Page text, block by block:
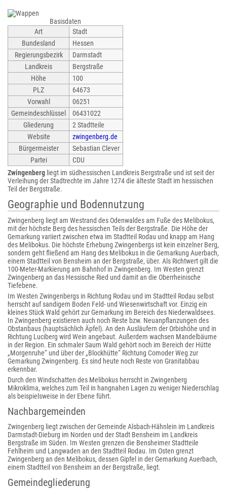
Basisdaten
Art
Stadt
Bundesland
Hessen
Regierungsbezirk
Darmstadt
Landkreis
Bergstraße
Höhe
100
PLZ
64673
Vorwahl
06251
Gemeindeschlüssel
06431022
Gliederung
2 Stadtteile
Website
zwingenberg.de
Bürgermeister
Sebastian Clever
Partei
CDU
Zwingenberg liegt im südhessischen Landkreis Bergstraße und ist seit der
Verleihung der Stadtrechte im Jahre 1274 die älteste Stadt im hessischen
Teil der Bergstraße.
Geographie und Bodennutzung
Zwingenberg liegt am Westrand des Odenwaldes am Fuße des Melibokus,
mit der höchste Berg des hessischen Teils der Bergstraße. Die Höhe der
Gemarkung variiert zwischen etwa im Stadtteil Rodau und knapp am Hang
des Melibokus. Die höchste Erhebung Zwingenbergs ist kein einzelner Berg,
sondern geht fließend am Hang des Melibokus in die Gemarkung Auerbach,
einem Stadtteil von Bensheim an der Bergstraße, über. Als Richtwert gilt die
100-Meter-Markierung am Bahnhof in Zwingenberg. Im Westen grenzt
Zwingenberg an das Hessische Ried und damit an die Oberrheinische
Tiefebene.
Im Westen Zwingenbergs in Richtung Rodau und im Stadtteil Rodau selbst
herrscht auf sandigem Boden Feld- und Wiesenwirtschaft vor. Einzig ein
kleines Stück Wald gehört zur Gemarkung im Bereich des Niederwaldsees.
In Zwingenberg existieren auch noch Reste bzw. Neuanpflanzungen des
Obstanbaus (hauptsächlich Äpfel). An den Ausläufern der Orbishöhe und in
Richtung Luciberg wird Wein angebaut. Außerdem wachsen Mandelbäume
in der Region. Ein schmaler Saum Wald gehört noch im Bereich der Hütte
„Morgenruhe“ und über der „Blockhütte“ Richtung Comoder Weg zur
Gemarkung Zwingenberg. Es sind heute noch Reste von Granitabbau
erkennbar.
Durch den Windschatten des Melibokus herrscht in Zwingenberg
Mikroklima, welches zum Teil in hangnahen Lagen zu weniger Niederschlag
als beispielsweise in der Ebene führt.
Nachbargemeinden
Zwingenberg liegt zwischen der Gemeinde Alsbach-Hähnlein im Landkreis
Darmstadt-Dieburg im Norden und der Stadt Bensheim im Landkreis
Bergstraße im Süden. Im Westen grenzen die Bensheimer Stadtteile
Fehlheim und Langwaden an den Stadtteil Rodau. Im Osten grenzt
Zwingenberg an den Melibokus, dessen Gipfel in der Gemarkung Auerbach,
einem Stadtteil von Bensheim an der Bergstraße, liegt.
Gemeindegliederung